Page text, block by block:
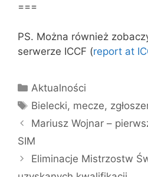
===
PS. Można również
serwerze ICCF (report at
Kategorie
Aktualności
Tagi
Bielecki, mecze,
Mariusz Wojnar –
SIM
Eliminacje Mistrzostw